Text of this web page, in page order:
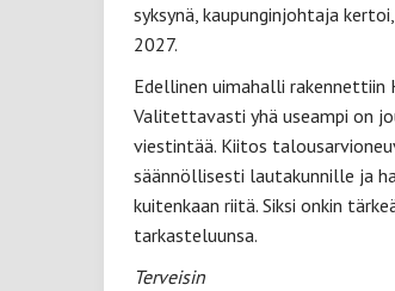
syksynä, kaupunginjohtaja
2027.
Edellinen uimahalli
Valitettavasti yhä useampi on
viestintää. Kiitos
säännöllisesti lautakunnille ja
kuitenkaan riitä. Siksi onkin
tarkasteluunsa.
Terveisin